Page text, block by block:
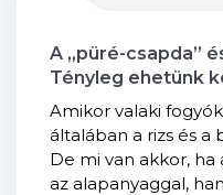
A „püré-csapda”
Tényleg ehetünk
Amikor valaki
általában a rizs és a
De mi van akkor,
az alapanyaggal,